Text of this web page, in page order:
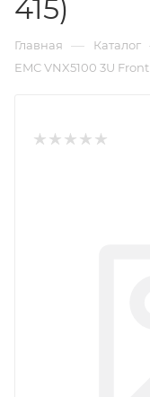
415)
Главная — Каталог
EMC VNX5100 3U